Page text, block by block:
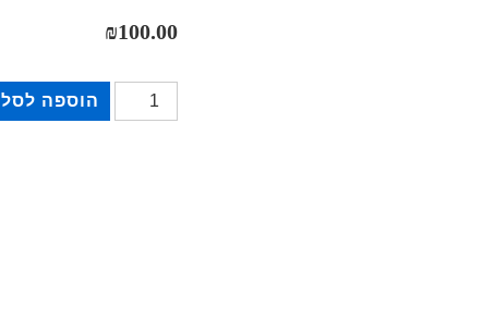
₪100.00
כמות
של
הוספה לסל